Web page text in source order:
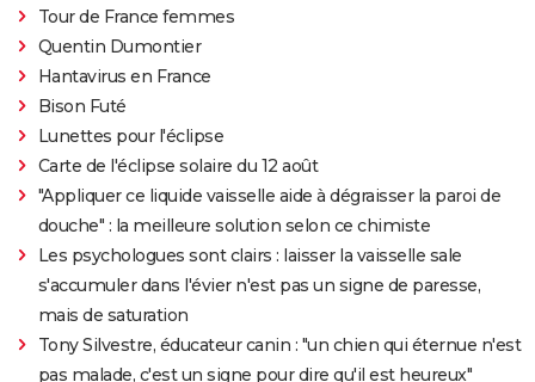
Tour de France femmes
Quentin Dumontier
Hantavirus en France
Bison Futé
Lunettes pour l'éclipse
Carte de l'éclipse solaire du 12 août
"Appliquer ce liquide vaisselle aide à dégraisser la paroi de
douche" : la meilleure solution selon ce chimiste
Les psychologues sont clairs : laisser la vaisselle sale
s'accumuler dans l'évier n'est pas un signe de paresse,
mais de saturation
Tony Silvestre, éducateur canin : "un chien qui éternue n'est
pas malade, c'est un signe pour dire qu'il est heureux"